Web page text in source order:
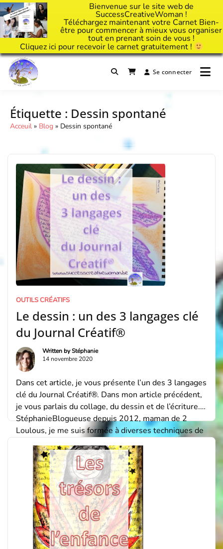
Bienvenue sur le site web de
SuccessCreativeWoman !
Téléchargez maintenant votre Carnet Bien-
être pour commencer à mieux vous organiser
tout en prenant soin de vous !
Cliquez ici pour recevoir le carnet gratuitement !
Passer
contenu
Il est temps d'ART'ivez votre vie !Se connecter
Étiquette : Dessin spontané
Acceuil » Blog » Dessin spontané
OUTILS CRÉATIFS
Le dessin : un des 3 langages clé
du Journal Créatif®
Written byStéphanie
14 novembre 2020
Dans cet article, je vous présente l’un des 3 langages
clé du Journal Créatif®. Dans mon article précédent,
je vous parlais du collage, du dessin et de l’écriture.
StéphanieBlogueuse depuis 2012, maman de 2
Loulous, je me suis formée à diverses techniques de
Coaching) et de Créativité (Journal Créatif®, […]